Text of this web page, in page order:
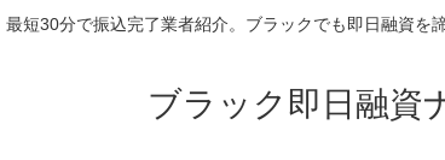
最短30分で振込完了業者紹介。ブラックでも即日融資を
ブラック即日融資